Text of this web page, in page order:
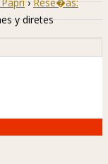
y diretes